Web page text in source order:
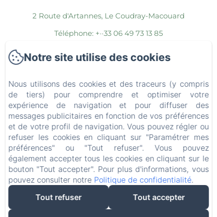
2 Route d'Artannes, Le Coudray-Macouard
Téléphone: +··33 06 49 73 13 85
Les chambres
Les espaces communs
Espace Bien-Être
Les Séjours
La région
Contact
Mentions légales
ES
Notre site utilise des cookies
Nous utilisons des cookies et des traceurs (y compris
de tiers) pour comprendre et optimiser votre
expérience de navigation et pour diffuser des
messages publicitaires en fonction de vos préférences
et de votre profil de navigation. Vous pouvez régler ou
refuser les cookies en cliquant sur "Paramétrer mes
préférences" ou "Tout refuser". Vous pouvez
également accepter tous les cookies en cliquant sur le
bouton "Tout accepter". Pour plus d'informations, vous
pouvez consulter notre Politique de confidentialité.
Tout refuser
Tout accepter